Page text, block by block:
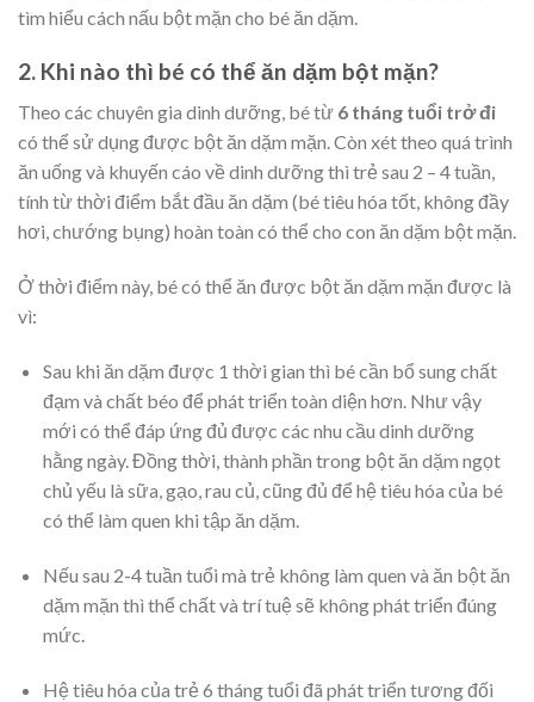
tìm hiểu cách nấu bột mặn cho bé ăn dặm.
2. Khi nào thì bé có thể ăn dặm bột mặn?
Theo các chuyên gia dinh dưỡng, bé từ 6 tháng tuổi trở đi
có thể sử dụng được bột ăn dặm mặn. Còn xét theo quá trình
ăn uống và khuyến cáo về dinh dưỡng thì trẻ sau 2 – 4 tuần,
tính từ thời điểm bắt đầu ăn dặm (bé tiêu hóa tốt, không đầy
hơi, chướng bụng) hoàn toàn có thể cho con ăn dặm bột mặn.
Ở thời điểm này, bé có thể ăn được bột ăn dặm mặn được là
vì:
Sau khi ăn dặm được 1 thời gian thì bé cần bổ sung chất
đạm và chất béo để phát triển toàn diện hơn. Như vậy
mới có thể đáp ứng đủ được các nhu cầu dinh dưỡng
hằng ngày. Đồng thời, thành phần trong bột ăn dặm ngọt
chủ yếu là sữa, gạo, rau củ, cũng đủ để hệ tiêu hóa của bé
có thể làm quen khi tập ăn dặm.
Nếu sau 2-4 tuần tuổi mà trẻ không làm quen và ăn bột ăn
dặm mặn thì thể chất và trí tuệ sẽ không phát triển đúng
mức.
Hệ tiêu hóa của trẻ 6 tháng tuổi đã phát triển tương đối